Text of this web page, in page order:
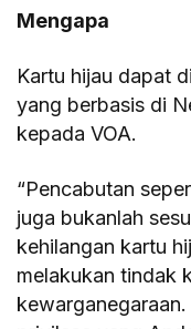
Mengapa
Kartu hijau dapat
yang berbasis di
kepada VOA.
“Pencabutan
juga bukanlah
kehilangan kartu
melakukan tindak